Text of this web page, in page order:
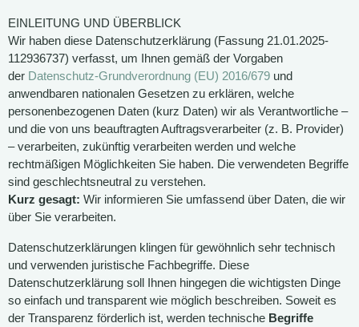
EINLEITUNG UND ÜBERBLICK
Wir haben diese Datenschutzerklärung (Fassung 21.01.2025-
112936737) verfasst, um Ihnen gemäß der Vorgaben
der Datenschutz-Grundverordnung (EU) 2016/679 und
anwendbaren nationalen Gesetzen zu erklären, welche
personenbezogenen Daten (kurz Daten) wir als Verantwortliche –
und die von uns beauftragten Auftragsverarbeiter (z. B. Provider)
– verarbeiten, zukünftig verarbeiten werden und welche
rechtmäßigen Möglichkeiten Sie haben. Die verwendeten Begriffe
sind geschlechtsneutral zu verstehen.
Kurz gesagt: Wir informieren Sie umfassend über Daten, die wir
über Sie verarbeiten.
Datenschutzerklärungen klingen für gewöhnlich sehr technisch
und verwenden juristische Fachbegriffe. Diese
Datenschutzerklärung soll Ihnen hingegen die wichtigsten Dinge
so einfach und transparent wie möglich beschreiben. Soweit es
der Transparenz förderlich ist, werden technische Begriffe